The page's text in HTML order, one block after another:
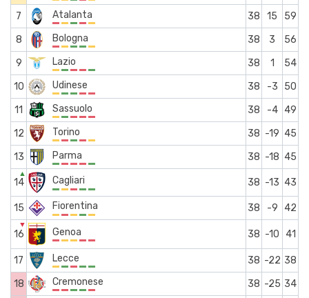
7
Atalanta 38 15
59
8
Bologna 38 3
56
9
Lazio 38 1
54
10
Udinese 38 -3
50
11
Sassuolo 38 -4
49
12
Torino 38 -19 45
13
Parma 38 -18 45
14
▲
Cagliari 38 -13 43
15 Fiorentina 38 -9 42
16
▼
Genoa 38 -10 41
17 Lecce 38 -22 38
18
Cremonese 38 -25 34